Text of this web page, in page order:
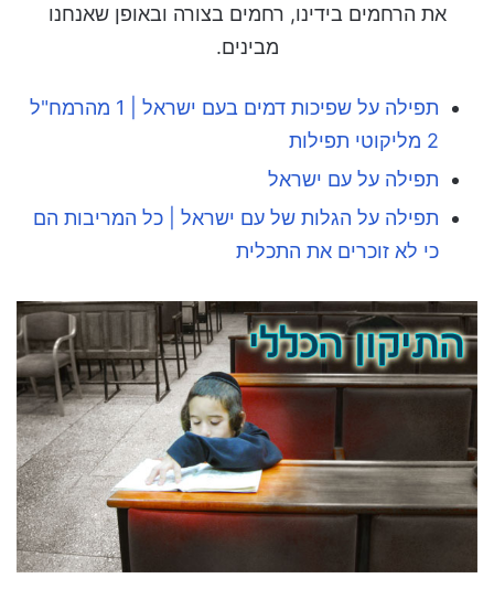
את הרחמים בידינו, רחמים בצורה ובאופן שאנחנו
מבינים.
תפילה על שפיכות דמים בעם ישראל | 1 מהרמח"ל
2 מליקוטי תפילות
תפילה על עם ישראל
תפילה על הגלות של עם ישראל | כל המריבות הם
כי לא זוכרים את התכלית